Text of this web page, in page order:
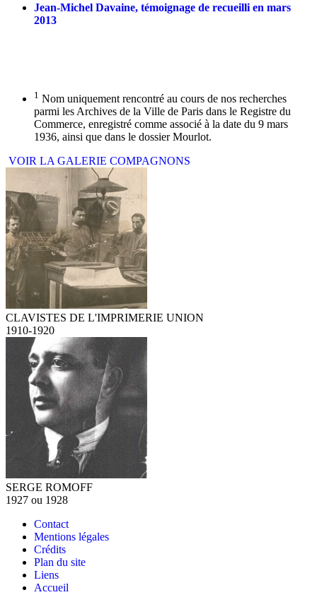
Jean-Michel Davaine, témoignage de recueilli en mars
2013
1 Nom uniquement rencontré au cours de nos recherches
parmi les Archives de la Ville de Paris dans le Registre du
Commerce, enregistré comme associé à la date du 9 mars
1936, ainsi que dans le dossier Mourlot.
VOIR LA GALERIE COMPAGNONS
CLAVISTES DE L'IMPRIMERIE UNION
1910-1920
SERGE ROMOFF
1927 ou 1928
Contact
Mentions légales
Crédits
Plan du site
Liens
Accueil